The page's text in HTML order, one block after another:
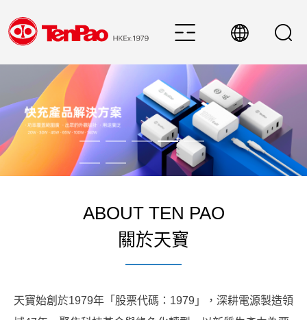
ABOUT TEN PAO
關於天寶
天寶始創於1979年「股票代碼：1979」，深耕電源製造領